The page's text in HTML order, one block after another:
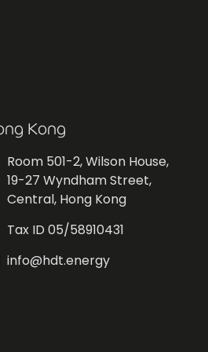
Kong
Room 501-2, Wilson House,
19-27 Wyndham Street,
Central, Hong Kong
Tax ID 05/58910431
info@hdt.energy